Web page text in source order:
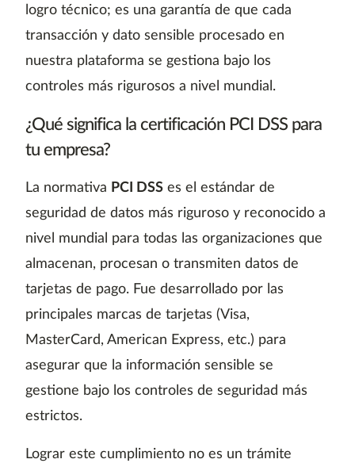
logro técnico; es una garantía de que cada
transacción y dato sensible procesado en
nuestra plataforma se gestiona bajo los
controles más rigurosos a nivel mundial.
¿Qué significa la certificación PCI DSS para
tu empresa?
La normativa PCI DSS es el estándar de
seguridad de datos más riguroso y reconocido a
nivel mundial para todas las organizaciones que
almacenan, procesan o transmiten datos de
tarjetas de pago. Fue desarrollado por las
principales marcas de tarjetas (Visa,
MasterCard, American Express, etc.) para
asegurar que la información sensible se
gestione bajo los controles de seguridad más
estrictos.
Lograr este cumplimiento no es un trámite